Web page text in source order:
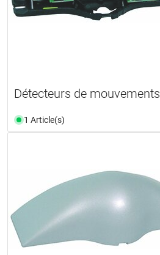
Détecteurs de mouvements
1 Article(s)